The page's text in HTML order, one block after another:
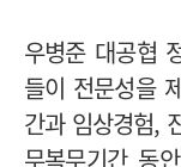
우병준 대공협
들이 전문성을
간과 임상경험,
무복무기간 동